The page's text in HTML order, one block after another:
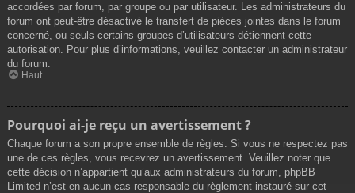
accordées par forum, par groupe ou par utilisateur. Les administrateurs du
forum ont peut-être désactivé le transfert de pièces jointes dans le forum
concerné, ou seuls certains groupes d’utilisateurs détiennent cette
autorisation. Pour plus d’informations, veuillez contacter un administrateur
du forum.
Haut
Pourquoi ai-je reçu un avertissement ?
Chaque forum a son propre ensemble de règles. Si vous ne respectez pas
une de ces règles, vous recevrez un avertissement. Veuillez noter que
cette décision n’appartient qu’aux administrateurs du forum, phpBB
Limited n’est en aucun cas responsable du règlement instauré sur cet